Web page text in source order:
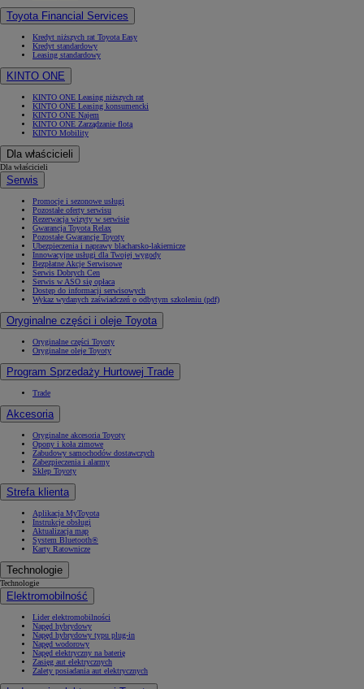
Toyota Financial Services
Kredyt niższych rat Toyota Easy
Kredyt standardowy
Leasing standardowy
KINTO ONE
KINTO ONE Leasing niższych rat
KINTO ONE Leasing konsumencki
KINTO ONE Najem
KINTO ONE Zarządzanie flotą
KINTO Mobility
Dla właścicieli
Dla właścicieli
Serwis
Promocje i sezonowe usługi
Pozostałe oferty serwisu
Rezerwacja wizyty w serwisie
Gwarancja Toyota Relax
Pozostałe Gwarancje Toyoty
Ubezpieczenia i naprawy blacharsko-lakiernicze
Innowacyjne usługi dla Twojej wygody
Bezpłatne Akcje Serwisowe
Serwis Dobrych Cen
Serwis w ASO się opłaca
Dostęp do informacji serwisowych
Wykaz wydanych zaświadczeń o odbytym szkoleniu (pdf)
Oryginalne części i oleje Toyota
Oryginalne części Toyoty
Oryginalne oleje Toyoty
Program Sprzedaży Hurtowej Trade
Trade
Akcesoria
Oryginalne akcesoria Toyoty
Opony i koła zimowe
Zabudowy samochodów dostawczych
Zabezpieczenia i alarmy
Sklep Toyoty
Strefa klienta
Aplikacja MyToyota
Instrukcje obsługi
Aktualizacja map
System Bluetooth®
Karty Ratownicze
Technologie
Technologie
Elektromobilność
Lider elektromobilności
Napęd hybrydowy
Napęd hybrydowy typu plug-in
Napęd wodorowy
Napęd elektryczny na baterię
Zasięg aut elektrycznych
Zalety posiadania aut elektrycznych